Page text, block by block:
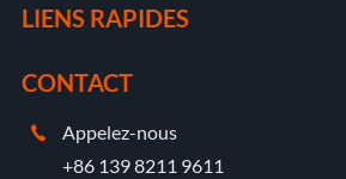
LIENS RAPIDES
CONTACT

Appelez-nous
+86 139 8211 9611